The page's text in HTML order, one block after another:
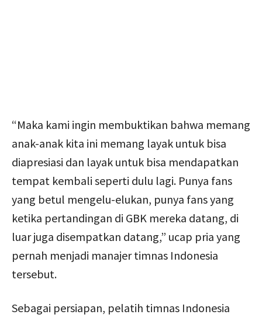
“Maka kami ingin membuktikan bahwa memang
anak-anak kita ini memang layak untuk bisa
diapresiasi dan layak untuk bisa mendapatkan
tempat kembali seperti dulu lagi. Punya fans
yang betul mengelu-elukan, punya fans yang
ketika pertandingan di GBK mereka datang, di
luar juga disempatkan datang,” ucap pria yang
pernah menjadi manajer timnas Indonesia
tersebut.
Sebagai persiapan, pelatih timnas Indonesia